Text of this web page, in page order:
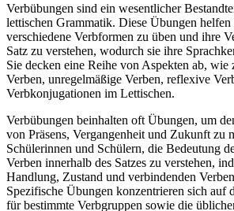
Verbübungen sind ein wesentlicher
lettischen Grammatik. Diese Übungen helfen
verschiedene Verbformen zu üben und ihre
Satz zu verstehen, wodurch sie ihre
Sie decken eine Reihe von Aspekten ab, wie
Verben, unregelmäßige Verben, reflexive
Verbkonjugationen im Lettischen.
Verbübungen beinhalten oft Übungen, um
von Präsens, Vergangenheit und Zukunft zu
Schülerinnen und Schülern, die Bedeutung
Verben innerhalb des Satzes zu verstehen,
Handlung, Zustand und verbindenden
Spezifische Übungen konzentrieren sich auf
für bestimmte Verbgruppen sowie die